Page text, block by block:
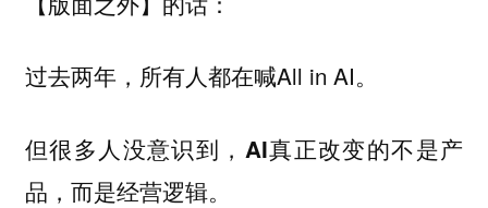
过去两年，所有人都在喊All in AI。
但很多人没意识到，AI真正改变的不是产
品，而是经营逻辑。